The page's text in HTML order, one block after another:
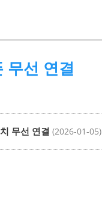
무선 연결
무선 연결 (2026-01-05)